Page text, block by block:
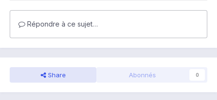
Répondre à ce sujet…
Share Abonnés 0